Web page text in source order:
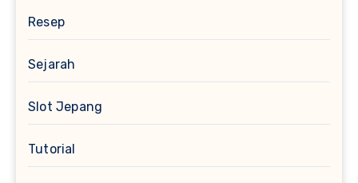
Resep
Sejarah
Slot Jepang
Tutorial